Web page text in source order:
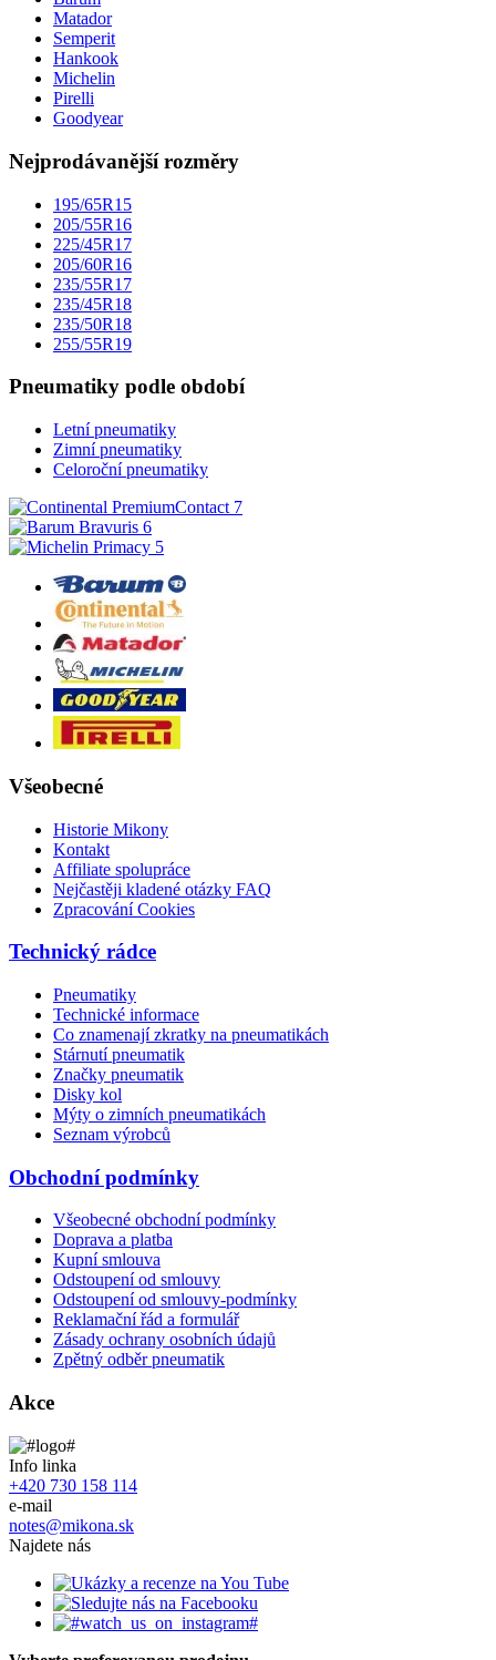
Matador
Semperit
Hankook
Michelin
Pirelli
Goodyear
Nejprodávanější rozměry
195/65R15
205/55R16
225/45R17
205/60R16
235/55R17
235/45R18
235/50R18
255/55R19
Pneumatiky podle období
Letní pneumatiky
Zimní pneumatiky
Celoroční pneumatiky
Všeobecné
Historie Mikony
Kontakt
Affiliate spolupráce
Nejčastěji kladené otázky FAQ
Zpracování Cookies
Technický rádce
Pneumatiky
Technické informace
Co znamenají zkratky na pneumatikách
Stárnutí pneumatik
Značky pneumatik
Disky kol
Mýty o zimních pneumatikách
Seznam výrobců
Obchodní podmínky
Všeobecné obchodní podmínky
Doprava a platba
Kupní smlouva
Odstoupení od smlouvy
Odstoupení od smlouvy-podmínky
Reklamační řád a formulář
Zásady ochrany osobních údajů
Zpětný odběr pneumatik
Akce
Info linka
+420 730 158 114
e-mail
notes@mikona.sk
Najdete nás